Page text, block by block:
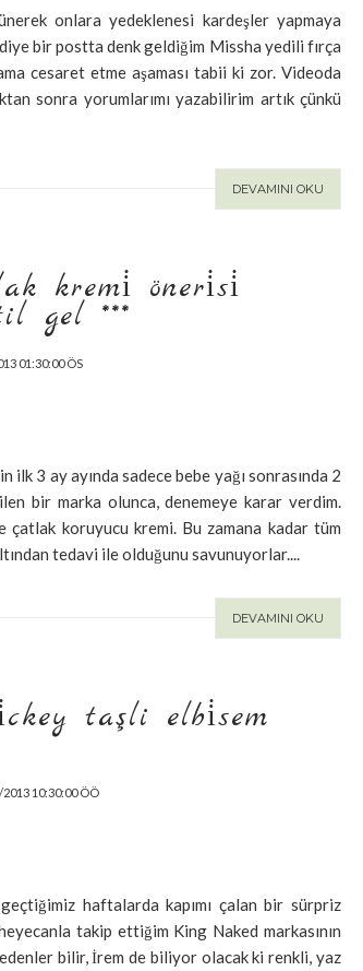
onlara yedeklenesi kardeşler yapmaya
diye bir postta denk geldiğim Missha yedili fırça
cesaret etme aşaması tabii ki zor. Videoda
sonra yorumlarımı yazabilirim artık çünkü
DEVAMINI OKU
kremi̇ öneri̇si̇ lier
***
01:30:00 ÖS
3 ay ayında sadece bebe yağı sonrasında 2
bir marka olunca, denemeye karar verdim.
koruyucu kremi. Bu zamana kadar tüm
tedavi ile olduğunu savunuyorlar....
DEVAMINI OKU
taşli elbi̇sem **
10:30:00 ÖÖ
haftalarda kapımı çalan bir sürpriz
takip ettiğim King Naked markasının
bilir, İrem de biliyor olacak ki renkli, yaz